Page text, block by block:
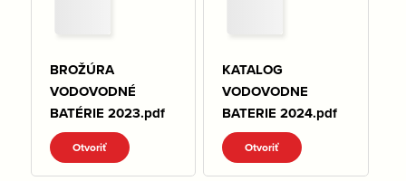
BROŽÚRA
VODOVODNÉ
BATÉRIE 2023.pdf
Otvoriť
KATALOG
VODOVODNE
BATERIE 2024.pdf
Otvoriť